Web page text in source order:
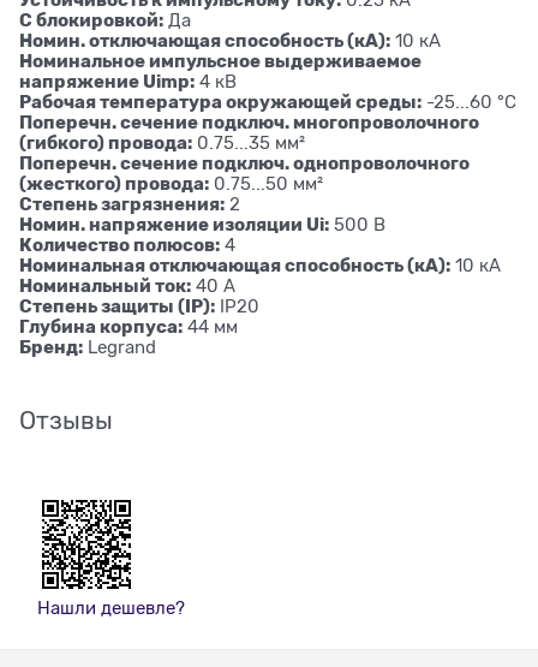
С блокировкой: Да
Номин. отключающая способность (кА): 10 кА
Номинальное импульсное выдерживаемое
напряжение Uimp: 4 кВ
Рабочая температура окружающей среды: -25...60 °C
Поперечн. сечение подключ. многопроволочного
(гибкого) провода: 0.75...35 мм²
Поперечн. сечение подключ. однопроволочного
(жесткого) провода: 0.75...50 мм²
Степень загрязнения: 2
Номин. напряжение изоляции Ui: 500 В
Количество полюсов: 4
Номинальная отключающая способность (кА): 10 кА
Номинальный ток: 40 А
Степень защиты (IP): IP20
Глубина корпуса: 44 мм
Бренд: Legrand
Отзывы
Нашли дешевле?